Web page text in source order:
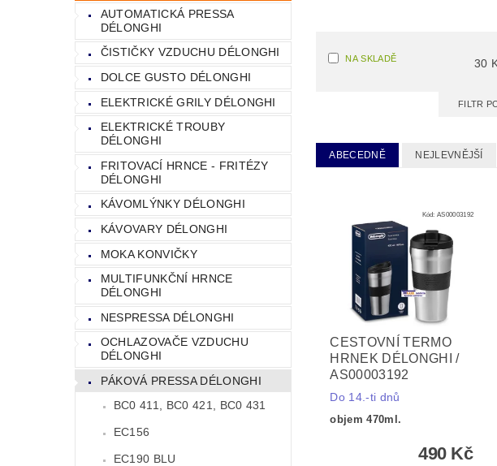
AUTOMATICKÁ PRESSA
DÉLONGHI
ČISTIČKY VZDUCHU DÉLONGHI
DOLCE GUSTO DÉLONGHI
ELEKTRICKÉ GRILY DÉLONGHI
ELEKTRICKÉ TROUBY
DÉLONGHI
FRITOVACÍ HRNCE - FRITÉZY
DÉLONGHI
KÁVOMLÝNKY DÉLONGHI
KÁVOVARY DÉLONGHI
MOKA KONVIČKY
MULTIFUNKČNÍ HRNCE
DÉLONGHI
NESPRESSA DÉLONGHI
OCHLAZOVAČE VZDUCHU
DÉLONGHI
PÁKOVÁ PRESSA DÉLONGHI
BC0 411, BC0 421, BC0 431
EC156
EC190 BLU
NA SKLADĚ 30
FILTR
ABECEDNĚ NEJLEVNĚJŠÍ
Kód:AS00003192
CESTOVNÍ TERMO
HRNEK DÉLONGHI /
AS00003192
Do 14.-ti dnů
objem 470ml.
490 Kč